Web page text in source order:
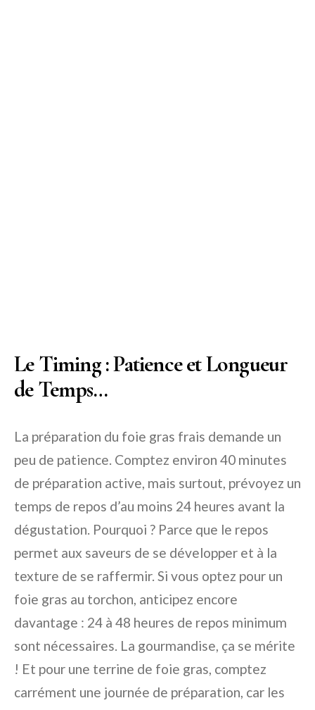
Le Timing : Patience et Longueur
de Temps…
La préparation du foie gras frais demande un
peu de patience. Comptez environ 40 minutes
de préparation active, mais surtout, prévoyez un
temps de repos d’au moins 24 heures avant la
dégustation. Pourquoi ? Parce que le repos
permet aux saveurs de se développer et à la
texture de se raffermir. Si vous optez pour un
foie gras au torchon, anticipez encore
davantage : 24 à 48 heures de repos minimum
sont nécessaires. La gourmandise, ça se mérite
! Et pour une terrine de foie gras, comptez
carrément une journée de préparation, car les